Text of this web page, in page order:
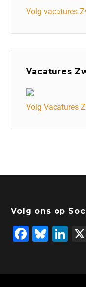
Volg vacatures
Vacatures
Volg Vacatures
Volg ons op
F
Bl
Li